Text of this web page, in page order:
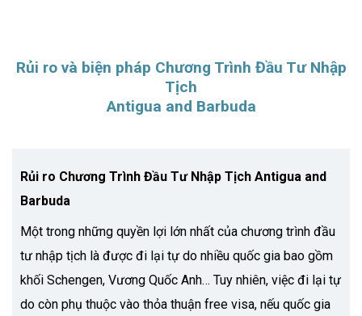
Rủi ro và biện pháp Chương Trình Đầu Tư Nhập
Tịch
Antigua and Barbuda
Rủi ro Chương Trình Đầu Tư Nhập Tịch Antigua and
Barbuda
Một trong những quyền lợi lớn nhất của chương trình đầu
tư nhập tịch là được đi lại tự do nhiều quốc gia bao gồm
khối Schengen, Vương Quốc Anh… Tuy nhiên, việc đi lại tự
do còn phụ thuộc vào thỏa thuận free visa, nếu quốc gia